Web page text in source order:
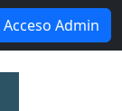
Acceso Admin